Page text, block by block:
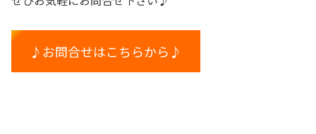
♪お問合せはこちらから♪